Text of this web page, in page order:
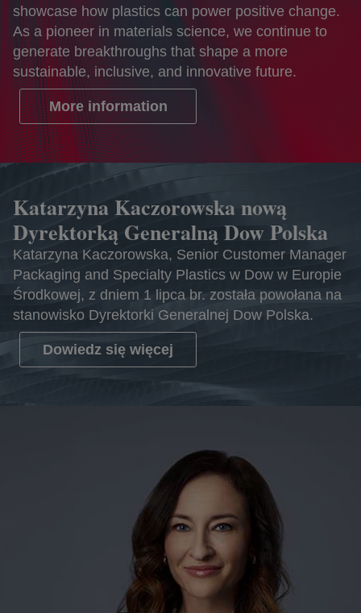
showcase how plastics can power positive change.
As a pioneer in materials science, we continue to
generate breakthroughs that shape a more
sustainable, inclusive, and innovative future.
More information
opens in a new tab
Katarzyna Kaczorowska nową
Dyrektorką Generalną Dow Polska
Katarzyna Kaczorowska, Senior Customer Manager
Packaging and Specialty Plastics w Dow w Europie
Środkowej, z dniem 1 lipca br. została powołana na
stanowisko Dyrektorki Generalnej Dow Polska.
Dowiedz się więcej
opens in a new tab